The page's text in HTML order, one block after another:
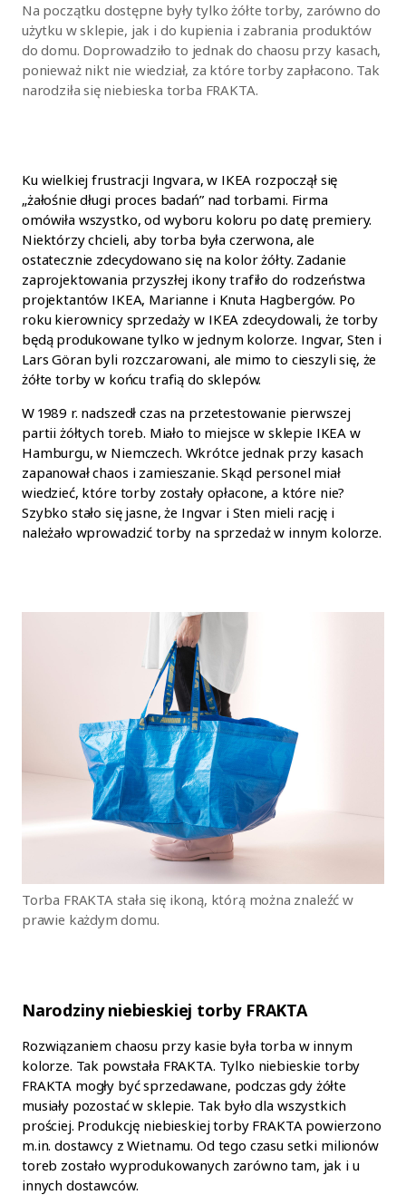
Na początku dostępne były tylko żółte torby, zarówno do
użytku w sklepie, jak i do kupienia i zabrania produktów
do domu. Doprowadziło to jednak do chaosu przy kasach,
ponieważ nikt nie wiedział, za które torby zapłacono. Tak
narodziła się niebieska torba FRAKTA.
Ku wielkiej frustracji Ingvara, w IKEA rozpoczął się
„żałośnie długi proces badań” nad torbami. Firma
omówiła wszystko, od wyboru koloru po datę premiery.
Niektórzy chcieli, aby torba była czerwona, ale
ostatecznie zdecydowano się na kolor żółty. Zadanie
zaprojektowania przyszłej ikony trafiło do rodzeństwa
projektantów IKEA, Marianne i Knuta Hagbergów. Po
roku kierownicy sprzedaży w IKEA zdecydowali, że torby
będą produkowane tylko w jednym kolorze. Ingvar, Sten i
Lars Göran byli rozczarowani, ale mimo to cieszyli się, że
żółte torby w końcu trafią do sklepów.
W 1989 r. nadszedł czas na przetestowanie pierwszej
partii żółtych toreb. Miało to miejsce w sklepie IKEA w
Hamburgu, w Niemczech. Wkrótce jednak przy kasach
zapanował chaos i zamieszanie. Skąd personel miał
wiedzieć, które torby zostały opłacone, a które nie?
Szybko stało się jasne, że Ingvar i Sten mieli rację i
należało wprowadzić torby na sprzedaż w innym kolorze.
Torba FRAKTA stała się ikoną, którą można znaleźć w
prawie każdym domu.
Narodziny niebieskiej torby FRAKTA
Rozwiązaniem chaosu przy kasie była torba w innym
kolorze. Tak powstała FRAKTA. Tylko niebieskie torby
FRAKTA mogły być sprzedawane, podczas gdy żółte
musiały pozostać w sklepie. Tak było dla wszystkich
prościej. Produkcję niebieskiej torby FRAKTA powierzono
m.in. dostawcy z Wietnamu. Od tego czasu setki milionów
toreb zostało wyprodukowanych zarówno tam, jak i u
innych dostawców.